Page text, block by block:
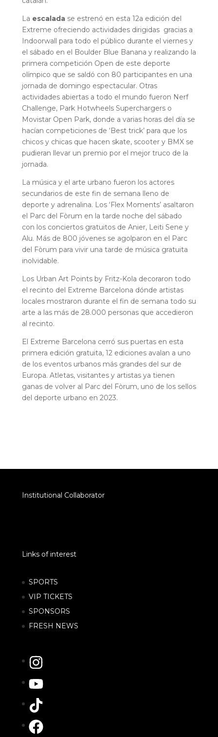
La escaladase estrenó en esta 12a edición del
Extreme ofreciendo actividades dirigidas gracias a
Indoorwall para todo el público durante el viernes y
el sábado en el Boulder Blue Banana y realizando la
primera competición Open de este deporte
olímpico que se saldó con 80 participantes en una
jornada de domingo espectacular. Otras
actividades abiertas a todo el mundo fueron Nerf
Challenge, Park Hotwheels Superchargers o
Movistar Open Park, donde a varias horas del día se
hacían competiciones de ‘Best trick’ para que los
chicos y chicas que hacen skate, scooter y BMX se
pudieran llevar un premio por el mejor truco de la
jornada.
La música y el arte urbano fueron los actores
secundarios de este fin de semana lleno de
deporte y adrenalina. Los ‘Flex Moments’ asaltaron
el Parc del Fòrum en la tarde noche del sábado
con los conciertos gratuitos de Anier, Leiti Sene y
Alu. Más de 800 jóvenes se agolparon en el Parc
del Fòrum para vivir una tarde de música gratuita
inolvidable.
Los Urban Art Points by Fritz-Kola decoraron todo
el recinto del Extreme Barcelona dónde artistas
locales mostraron durante el fin de semana todo su
arte a las más de 28.000 personas que accedieron
al recinto.
El Extreme Barcelona cerró sus puertas en esta
primera edición gratuita, 12 ediciones avalan a uno
de los eventos urbanos más grandes del sur de
Europa. Atletas, visitantes y artistas ya tienen
ganas de volver al Parc del Fòrum, uno de los sellos
del deporte urbano en 2023.
Institutional Collaborator
Links of interest
SPORTS
VIP TICKETS
SPONSORS
FRESH NEWS